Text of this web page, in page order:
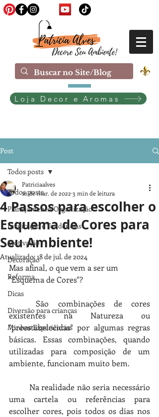
Loja Decor e Aromas
Post
Todos posts
Planejamento/Organização
Inspiração e Tendências
Motivação
Decoração
Reforma
Dicas
Diversão para crianças
Minhas Experiências
Todos posts
4 Passos para escolher o
Esquema de Cores para
Seu Ambiente!
Patriciaalves
10 de mar. de 2022 3 min de leitura
Atualizado:18 de jul. de 2024
Mas afinal, o que vem a ser um
"Esquema de Cores"?
	São combinações de cores
existentes na Natureza ou
"preestabelecidas" por algumas regras
básicas. Essas combinações, quando
utilizadas para composição de um
ambiente, funcionam muito bem.
Na realidade não seria necessário
uma cartela ou referências para
escolher cores, pois todos os dias nos